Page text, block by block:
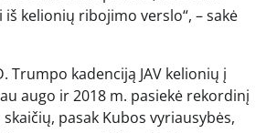
kelionių ribojimo verslo“, – sakė
Trumpo kadenciją JAV kelionių į
augo ir 2018 m. pasiekė rekordinį
pasak Kubos vyriausybės,